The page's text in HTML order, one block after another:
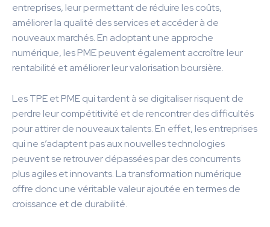
entreprises, leur permettant de réduire les coûts,
améliorer la qualité des services et accéder à de
nouveaux marchés. En adoptant une approche
numérique, les PME peuvent également accroître leur
rentabilité et améliorer leur valorisation boursière.
Les TPE et PME qui tardent à se digitaliser risquent de
perdre leur compétitivité et de rencontrer des difficultés
pour attirer de nouveaux talents. En effet, les entreprises
qui ne s’adaptent pas aux nouvelles technologies
peuvent se retrouver dépassées par des concurrents
plus agiles et innovants. La transformation numérique
offre donc une véritable valeur ajoutée en termes de
croissance et de durabilité.